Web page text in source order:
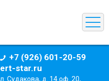
+7 (926) 601-20-59
star.ru
Судакова, д. 14 оф. 20,